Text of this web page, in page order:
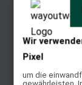
Quick View
Wir
Pixel
um die
gewährleisten,